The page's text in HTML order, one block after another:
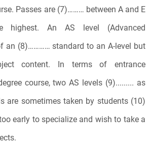
Passes are (7)……… between A and E
An AS level (Advanced
an (8)………… standard to an A-level but
content. In terms of entrance
course, two AS levels (9)......... as
are sometimes taken by students (10)
early to specialize and wish to take a